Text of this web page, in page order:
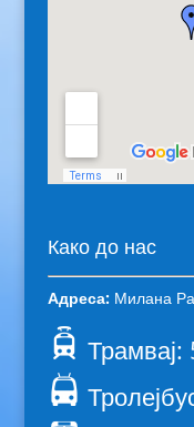
Како до нас
Адреса:Милана